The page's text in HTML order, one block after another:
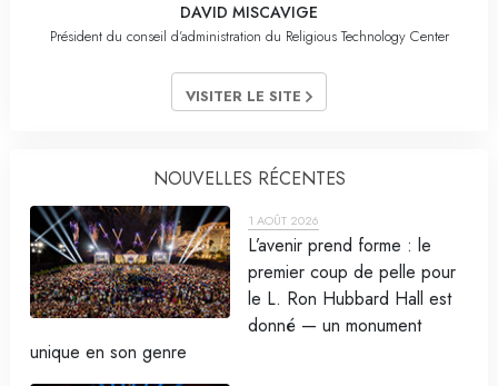
DAVID MISCAVIGE
Président du conseil d’administration du Religious Technology Center
VISITER LE SITE
NOUVELLES RÉCENTES
1 AOÛT 2026
L’avenir prend forme : le
premier coup de pelle pour
le L. Ron Hubbard Hall est
donné — un monument
unique en son genre